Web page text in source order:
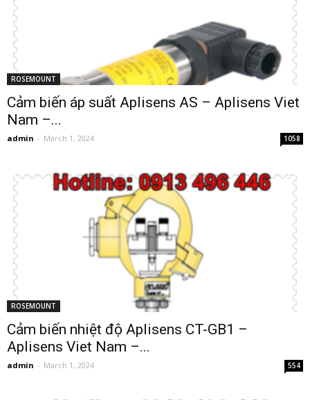
ROSEMOUNT
Cảm biến áp suất Aplisens AS – Aplisens Viet
Nam –...
admin - March 1, 2024 1058
ROSEMOUNT
Cảm biến nhiệt độ Aplisens CT-GB1 –
Aplisens Viet Nam –...
admin - March 1, 2024 554